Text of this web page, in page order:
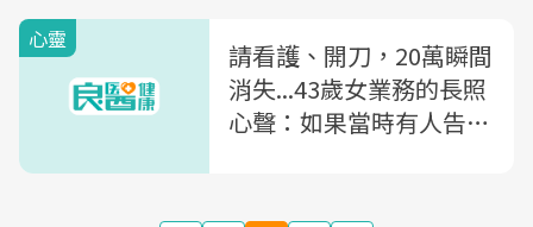
心靈
請看護、開刀，20萬瞬間
消失...43歲女業務的長照
心聲：如果當時有人告訴